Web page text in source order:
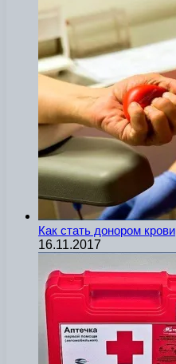
Как стать донором крови
16.11.2017